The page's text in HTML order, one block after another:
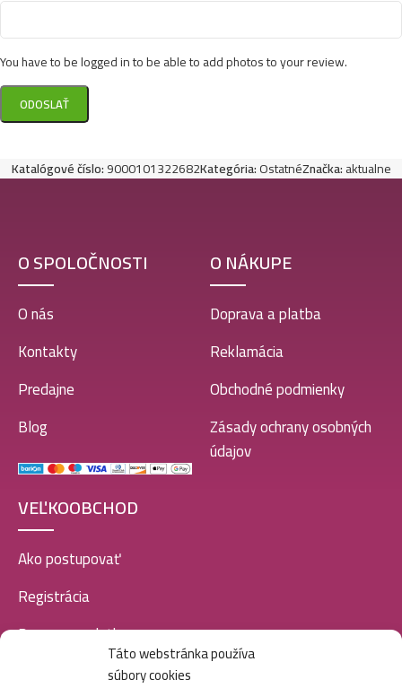
Táto webstránka používa
súbory cookies
You have to be logged in to be able to add photos to your review.
Katalógové číslo:9000101322682Kategória:OstatnéZnačka:aktualne
O SPOLOČNOSTI
O nás
Kontakty
Predajne
Blog
O NÁKUPE
Doprava a platba
Reklamácia
Obchodné podmienky
Zásady ochrany osobných
údajov
VEĽKOOBCHOD
Ako postupovať
Registrácia
Doprava a platba